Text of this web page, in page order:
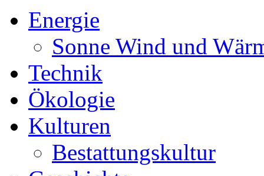
Energie
Sonne Wind und
Technik
Ökologie
Kulturen
Bestattungskultur